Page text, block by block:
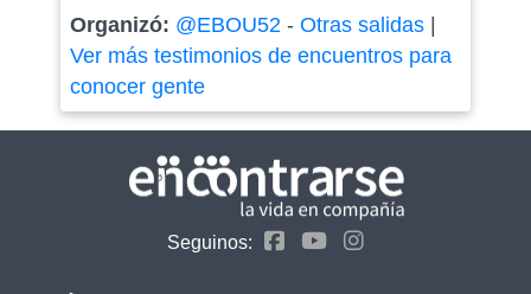
Organizó: @EBOU52 - Otras salidas|
Ver más testimonios de encuentros para
conocer gente
Seguinos: